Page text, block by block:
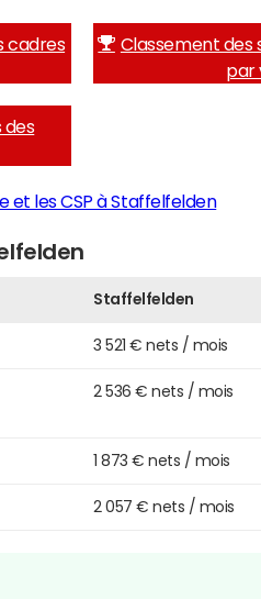
cadres
Classement des
par
des
et les CSP à Staffelfelden
Staffelfelden
3 521 € nets / mois
2 536 € nets / mois
1 873 € nets / mois
2 057 € nets / mois